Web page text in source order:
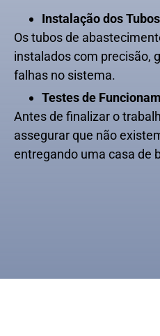
Instalação dos
Os tubos de
instalados com precisão,
falhas no sistema.
Testes de
Antes de finalizar o
assegurar que não
entregando uma casa de